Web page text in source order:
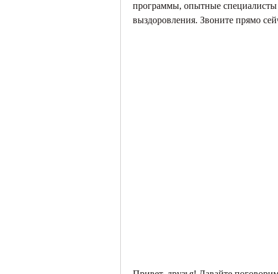
программы, опытные специалисты
выздоровления. Звоните прямо